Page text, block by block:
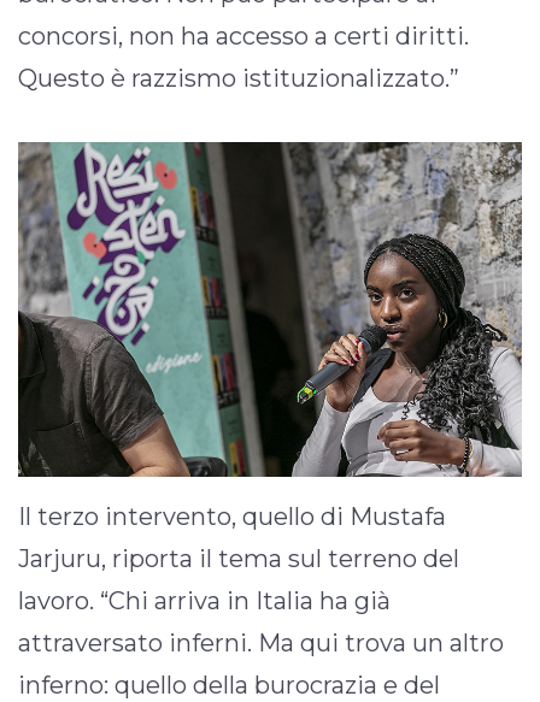
concorsi, non ha accesso a certi diritti.
Questo è razzismo istituzionalizzato.”
Il terzo intervento, quello di Mustafa
Jarjuru, riporta il tema sul terreno del
lavoro. “Chi arriva in Italia ha già
attraversato inferni. Ma qui trova un altro
inferno: quello della burocrazia e del